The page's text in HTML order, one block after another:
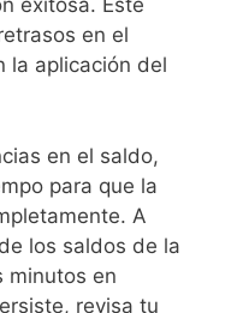
exitosa. Este
en el
la aplicación del
en el saldo,
para que la
A
los saldos de la
minutos en
revisa tu